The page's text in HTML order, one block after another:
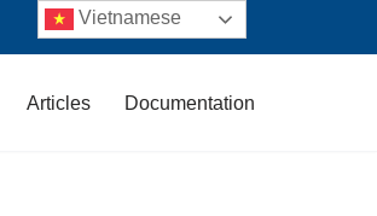
Articles Documentation
Vietnamese